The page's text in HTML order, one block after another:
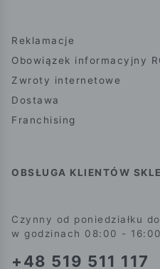
Reklamacje
Obowiązek informacyjny
Zwroty internetowe
Dostawa
Franchising
OBSŁUGA KLIENTÓW
Czynny od poniedziałku
w godzinach 08:00 - 16:00
+48 519 511 117